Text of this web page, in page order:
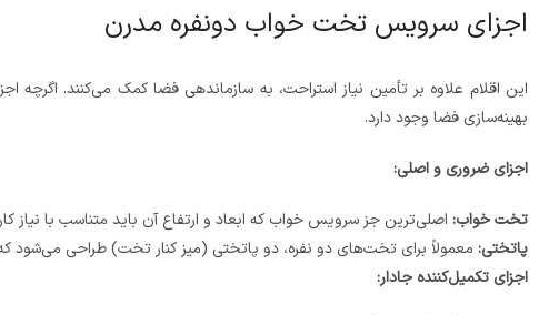
اجزای سرویس تخت خواب دونفره مدرن
این اقلام علاوه بر تأمین نیاز استراحت، به سازماندهی فضا کمک می‌کنند.
بهینه‌سازی فضا وجود دارد.
اجزای ضروری و اصلی:
تخت خواب: اصلی‌ترین جز سرویس خواب که ابعاد و ارتفاع آن باید متناسب با نیاز
پاتختی: معمولاً برای تخت‌های دو نفره، دو پاتختی (میز کنار تخت) طراحی می‌شود که
اجزای تکمیل‌کننده جادار: